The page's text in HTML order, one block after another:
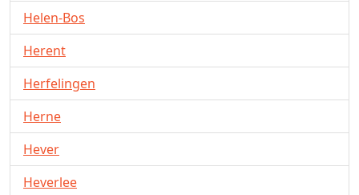
Helen-Bos
Herent
Herfelingen
Herne
Hever
Heverlee